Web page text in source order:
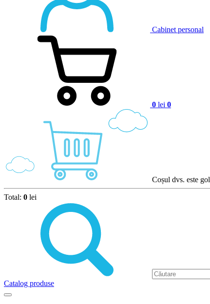
Cabinet personal
0 lei 0
Coșul dvs. este gol
Total: 0 lei
Catalog produse